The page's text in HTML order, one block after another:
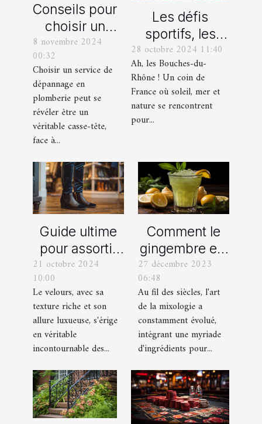
Conseils pour
choisir un
bon service
dépannage
en plomberie
8 novembre 2024
00:32
Choisir un service de
dépannage en
plomberie peut se
révéler être un
véritable casse-tête,
face à...
Les défis
sportifs, les
incontournables
de toute
organisation
d’EVG et EVJF
28 octobre 2024 11:40
Ah, les Bouches-du-
Rhône ! Un coin de
France où soleil, mer et
nature se rencontrent
pour...
Guide ultime
pour assortir
vos
chaussures
avec des
pantalons en
velours
21 octobre 2024
10:00
Le velours, avec sa
texture riche et son
allure luxueuse, s'érige
en véritable
incontournable des...
Comment le
gingembre est
devenu un
ingrédient clé
dans la
mixologie
moderne
27 décembre 2023
06:48
Au fil des siècles, l'art
de la mixologie a
constamment évolué,
intégrant une myriade
d'ingrédients pour...